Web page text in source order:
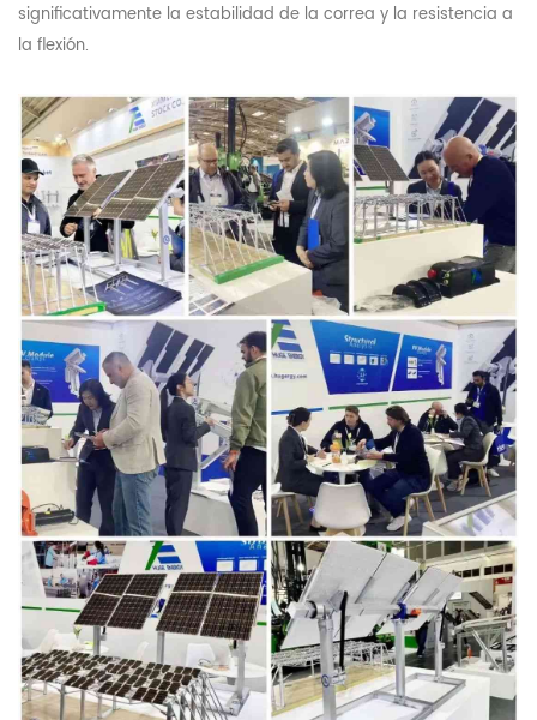
significativamente la estabilidad de la correa y la resistencia a
la flexión.